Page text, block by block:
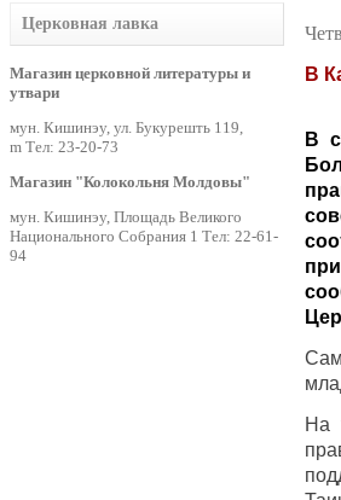
Церковная лавка
Магазин церковной литературы и
утвари
мун. Кишинэу, ул. Букурешть 119,
m Тел: 23-20-73
Магазин "Колокольня Молдовы"
мун. Кишинэу, Площадь Великого
Национального Собрания 1 Тел: 22-61-
94
В
В
На